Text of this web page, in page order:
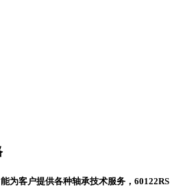
为客户提供各种轴承技术服务，60122RS